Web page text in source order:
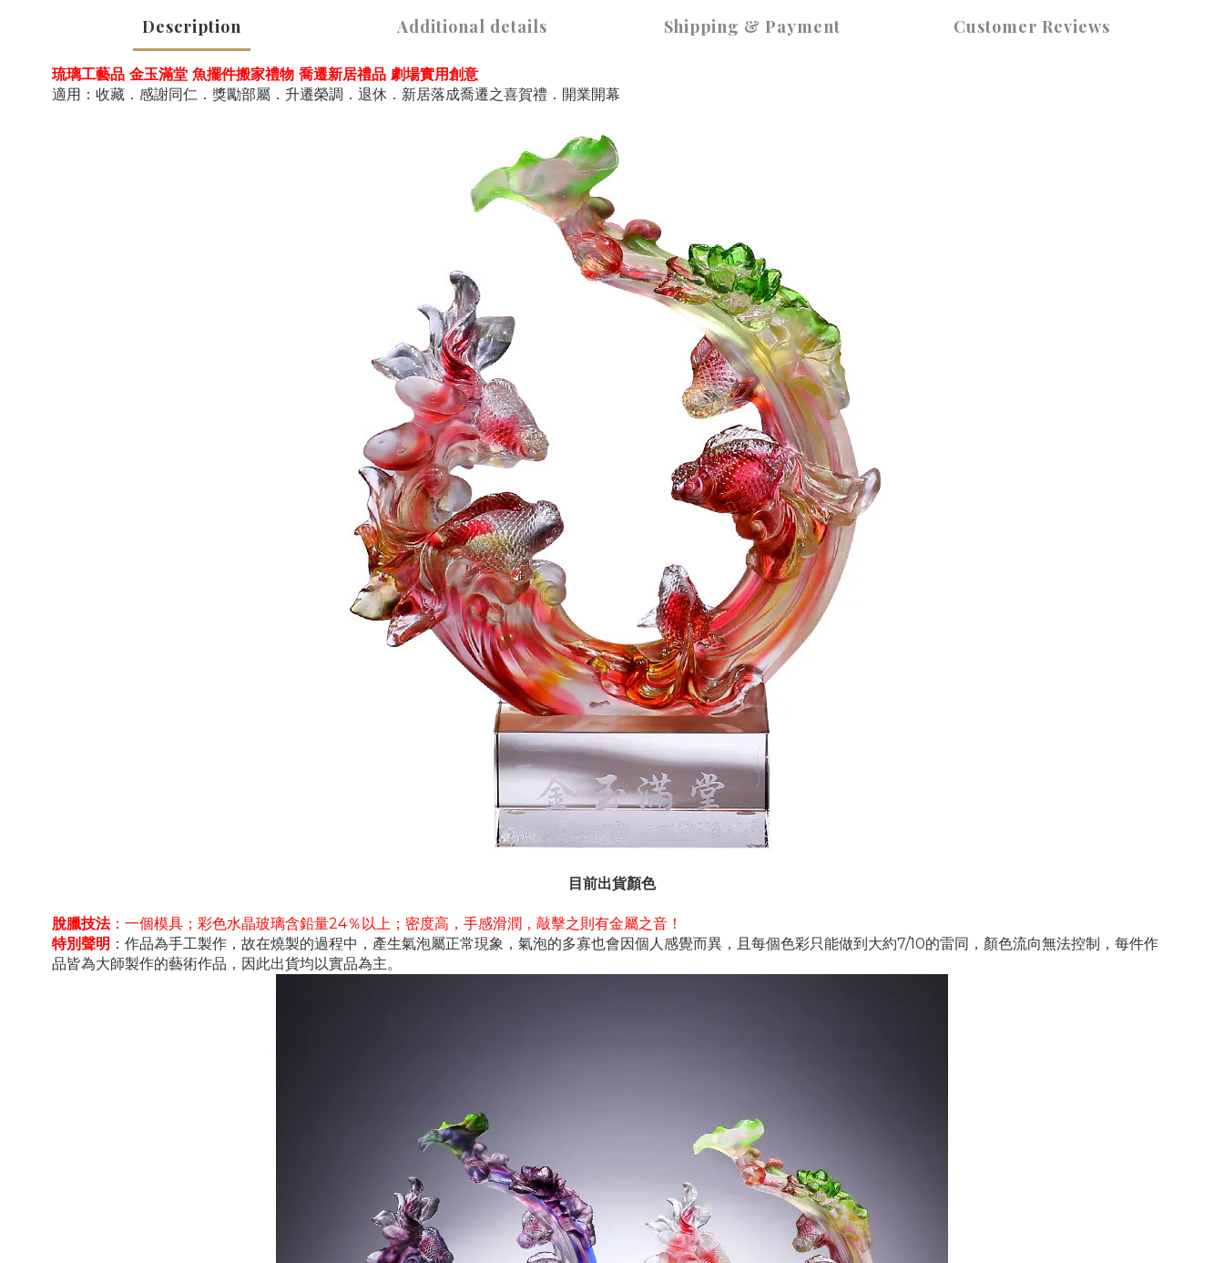
Description Additional details Shipping & Payment Customer Reviews
琉璃工藝品 金玉滿堂 魚擺件搬家禮物 喬遷新居禮品 劇場實用創意
適用：收藏．感謝同仁．獎勵部屬．升遷榮調．退休．新居落成喬遷之喜賀禮．開業開幕
目前出貨顏色
脫臘技法：一個模具；彩色水晶玻璃含鉛量24％以上；密度高，手感滑潤，敲擊之則有金屬之音！
特別聲明 ：作品為手工製作，故在燒製的過程中，產生氣泡屬正常現象，氣泡的多寡也會因個人感覺而異，且每個色彩只能做到大約7/10的雷同，顏色流向無法控制，每件作
品皆為大師製作的藝術作品，因此出貨均以實品為主。